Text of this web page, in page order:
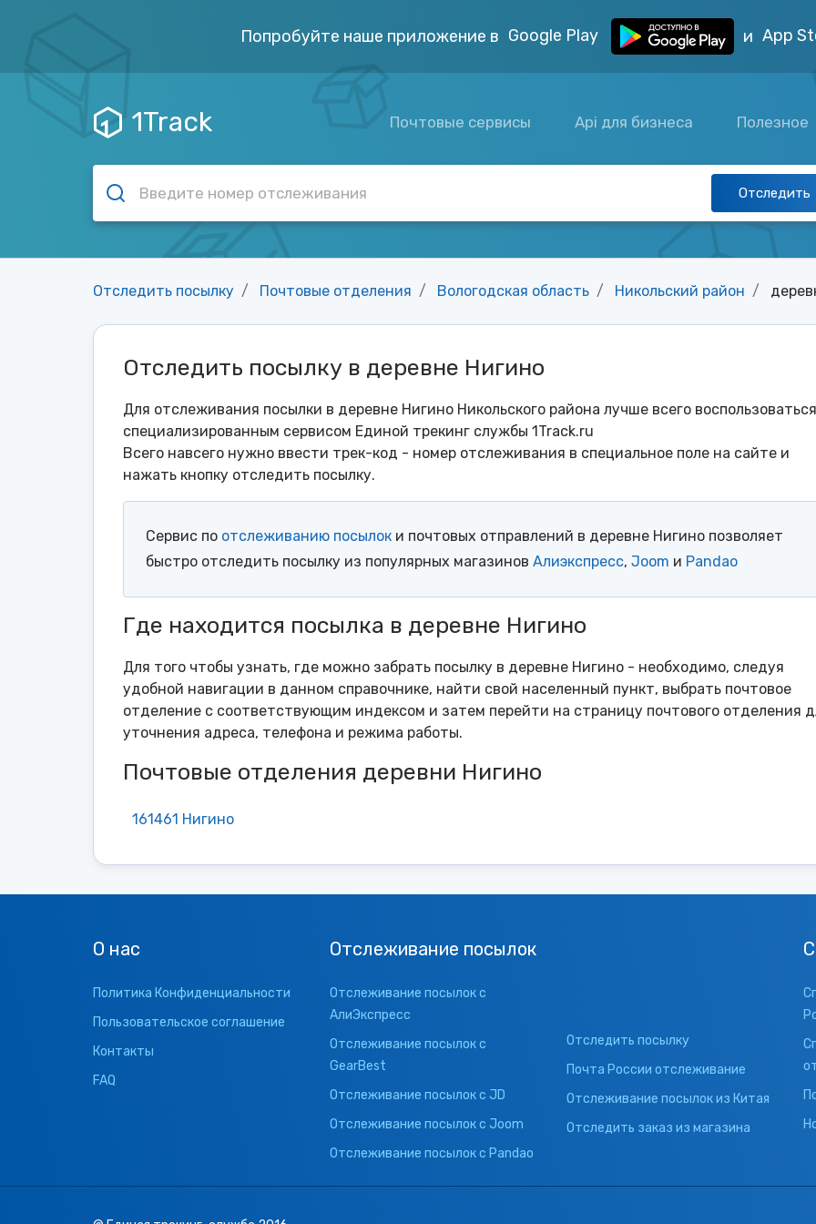
Попробуйте наше приложение в Google Play и App
1Track Почтовые сервисы Api для бизнеса Полезное
Отследить
Отследить посылку Почтовые отделения Вологодская область Никольский район
Отследить посылку в деревне Нигино
Для отслеживания посылки в деревне Нигино Никольского района лучше всего воспользоваться
специализированным сервисом Единой трекинг службы 1Track.ru
Всего навсего нужно ввести трек-код - номер отслеживания в специальное поле на сайте и
нажать кнопку отследить посылку.
Сервис по отслеживанию посылок и почтовых отправлений в деревне Нигино позволяет
быстро отследить посылку из популярных магазинов Алиэкспресс, Joom и Pandao
Где находится посылка в деревне Нигино
Для того чтобы узнать, где можно забрать посылку в деревне Нигино - необходимо, следуя
удобной навигации в данном справочнике, найти свой населенный пункт, выбрать почтовое
отделение с соответствующим индексом и затем перейти на страницу почтового отделения
уточнения адреса, телефона и режима работы.
Почтовые отделения деревни Нигино
161461 Нигино
О нас
Политика Конфиденциальности
Пользовательское соглашение
Контакты
FAQ
Отслеживание посылок
Отслеживание посылок с
АлиЭкспресс
Отслеживание посылок с
GearBest
Отслеживание посылок с JD
Отслеживание посылок с Joom
Отслеживание посылок с Pandao
Отследить посылку
Почта России отслеживание
Отслеживание посылок из Китая
Отследить заказ из магазина